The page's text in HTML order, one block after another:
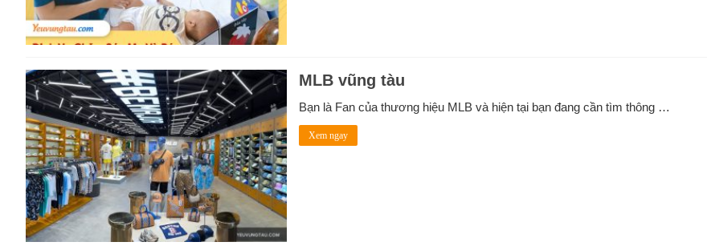
MLB vũng tàu
Bạn là Fan của thương hiệu MLB và hiện tại bạn đang cần tìm thông …
Xem ngay